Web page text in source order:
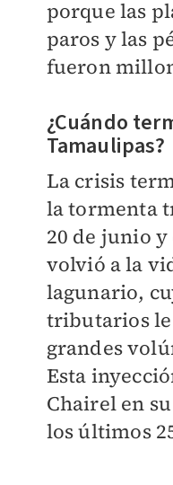
porque las
paros y las
fueron
¿Cuándo
Tamaulipas?
La crisis
la tormenta
20 de junio
volvió a la
lagunario,
tributarios
grandes
Esta
Chairel en
los últimos